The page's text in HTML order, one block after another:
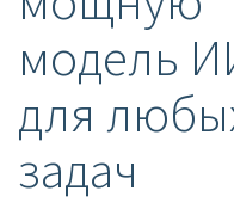
модель
для
задач